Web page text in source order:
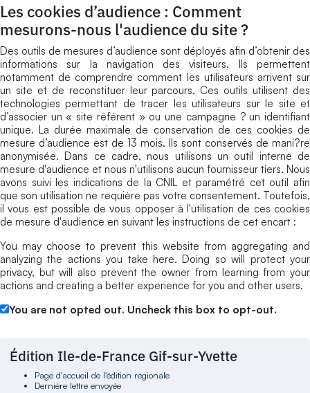
Les cookies d’audience : Comment
mesurons-nous l'audience du site ?
Des outils de mesures d’audience sont déployés afin d’obtenir des
informations sur la navigation des visiteurs. Ils permettent
notamment de comprendre comment les utilisateurs arrivent sur
un site et de reconstituer leur parcours. Ces outils utilisent des
technologies permettant de tracer les utilisateurs sur le site et
d’associer un « site référent » ou une campagne ? un identifiant
unique. La durée maximale de conservation de ces cookies de
mesure d’audience est de 13 mois. Ils sont conservés de mani?re
anonymisée. Dans ce cadre, nous utilisons un outil interne de
mesure d'audience et nous n'utilisons aucun fournisseur tiers. Nous
avons suivi les indications de la CNIL et paramétré cet outil afin
que son utilisation ne requière pas votre consentement. Toutefois,
il vous est possible de vous opposer à l'utilisation de ces cookies
de mesure d'audience en suivant les instructions de cet encart :
You may choose to prevent this website from aggregating and
analyzing the actions you take here. Doing so will protect your
privacy, but will also prevent the owner from learning from your
actions and creating a better experience for you and other users.
You are not opted out. Uncheck this box to opt-out.
Édition Ile-de-France Gif-sur-Yvette
Page d'accueil de l'édition régionale
Dernière lettre envoyée